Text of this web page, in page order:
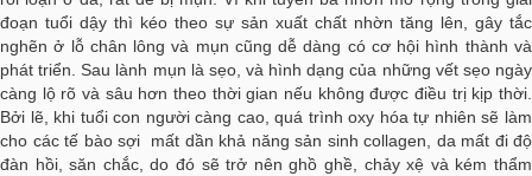
đoạn tuổi dậy thì kéo theo sự sản xuất chất nhờn tăng lên, gây tắc
nghẽn ở lỗ chân lông và mụn cũng dễ dàng có cơ hội hình thành và
phát triển. Sau lành mụn là sẹo, và hình dạng của những vết sẹo ngày
càng lộ rõ và sâu hơn theo thời gian nếu không được điều trị kịp thời.
Bởi lẽ, khi tuổi con người càng cao, quá trình oxy hóa tự nhiên sẽ làm
cho các tế bào sợi mất dần khả năng sản sinh collagen, da mất đi độ
đàn hồi, săn chắc, do đó sẽ trở nên ghồ ghề, chảy xệ và kém thẩm